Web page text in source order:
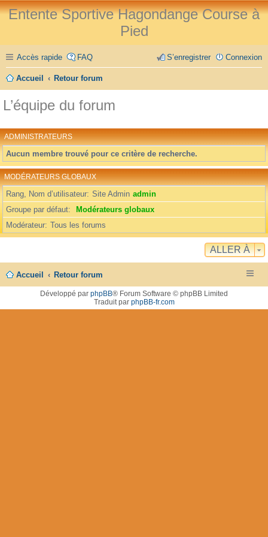
Entente Sportive Hagondange Course à
Pied
Accès rapide FAQ Connexion
S’enregistrer
Accueil Retour forum
L’équipe du forum
ADMINISTRATEURS
Aucun membre trouvé pour ce critère de recherche.
MODÉRATEURS GLOBAUX
Rang, Nom d’utilisateur Site Admin admin
Groupe par défaut
Modérateurs globaux
Modérateur Tous les forums
ALLER À
Accueil Retour forum
Développé par phpBB® Forum Software © phpBB Limited
Traduit par phpBB-fr.com